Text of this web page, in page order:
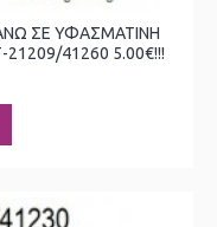
ΣΕ ΥΦΑΣΜΑΤΙΝΗ
41260 5.00€!!!